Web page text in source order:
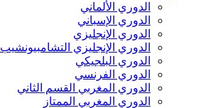
الدوري الألماني
الدوري الإسباني
الدوري الإنجليزي
الدوري الإنجليزي التشامبيونشيب
الدوري البلجيكي
الدوري الفرنسي
الدوري المغربي القسم الثاني
الدوري المغربي الممتاز